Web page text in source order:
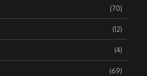
(70)
(12)
(4)
(69)